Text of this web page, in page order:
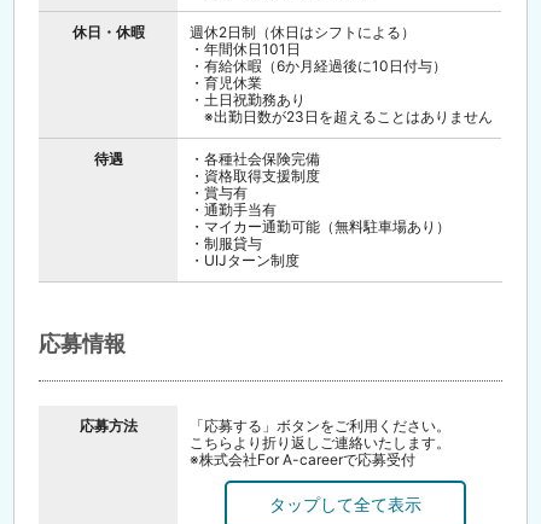
休日・休暇
週休2日制（休日はシフトによる）
・年間休日101日
・有給休暇（6か月経過後に10日付与）
・育児休業
・土日祝勤務あり
※出勤日数が23日を超えることはありません
待遇
・各種社会保険完備
・資格取得支援制度
・賞与有
・通勤手当有
・マイカー通勤可能（無料駐車場あり）
・制服貸与
・UIJターン制度
応募情報
応募方法
「応募する」ボタンをご利用ください。
こちらより折り返しご連絡いたします。
※株式会社For A-careerで応募受付
出稿しております。
（人材紹介や派遣ではございません。）